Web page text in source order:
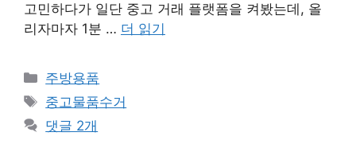
고민하다가 일단 중고 거래 플랫폼을 켜봤는데, 올
리자마자 1분 … 더 읽기
카
테
리
주방용품
태
그
중고물품수거
댓글 2개